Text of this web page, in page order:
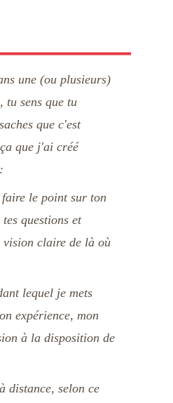
une (ou plusieurs)
tu sens que tu
que c'est
que j'ai créé
le point sur ton
questions et
claire de là où
lequel je mets
expérience, mon
à la disposition de
distance, selon ce